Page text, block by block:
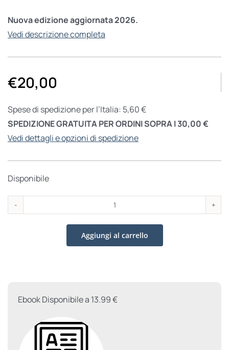
Nuova edizione aggiornata 2026.
Vedi descrizione completa
€20,00
Spese di spedizione per l’Italia: 5,60 €
SPEDIZIONE GRATUITA PER ORDINI SOPRA I 30,00 €
Vedi dettagli e opzioni di spedizione
Disponibile
Imitazione
di
Cristo
Aggiungi al carrello
Ebook Disponibile a 13.99 €